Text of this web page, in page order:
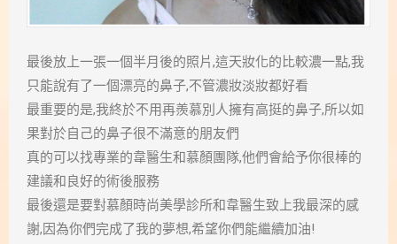
最後放上一張一個半月後的照片,這天妝化的比較濃一點,我
只能說有了一個漂亮的鼻子,不管濃妝淡妝都好看
最重要的是,我終於不用再羨慕別人擁有高挺的鼻子,所以如
果對於自己的鼻子很不滿意的朋友們
真的可以找專業的韋醫生和慕顏團隊,他們會給予你很棒的
建議和良好的術後服務
最後還是要對慕顏時尚美學診所和韋醫生致上我最深的感
謝,因為你們完成了我的夢想,希望你們能繼續加油!